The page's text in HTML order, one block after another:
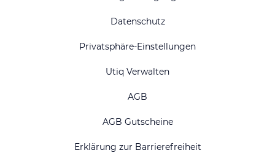
Datenschutz
Privatsphäre-Einstellungen
Utiq Verwalten
AGB
AGB Gutscheine
Erklärung zur Barrierefreiheit